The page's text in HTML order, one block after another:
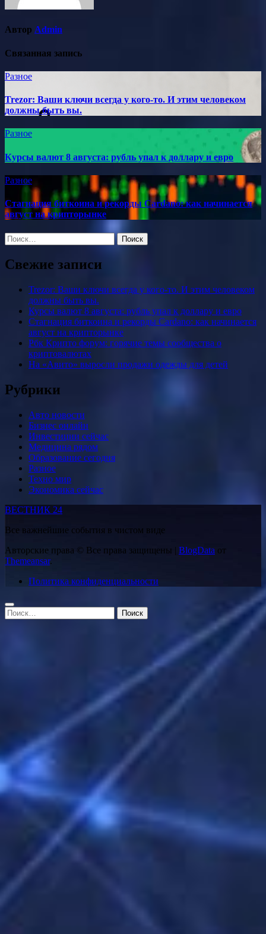
Автор Admin
Связанная запись
Разное
Trezor: Ваши ключи всегда у кого-то. И этим человеком
должны быть вы.
Разное
Курсы валют 8 августа: рубль упал к доллару и евро
Разное
Стагнация биткоина и рекорды Cardano: как начинается
август на крипторынке
Найти:
Свежие записи
Trezor: Ваши ключи всегда у кого-то. И этим человеком
должны быть вы.
Курсы валют 8 августа: рубль упал к доллару и евро
Стагнация биткоина и рекорды Cardano: как начинается
август на крипторынке
Рбк Крипто форум: горячие темы сообщества о
криптовалютах
На «Авито» выросли продажи одежды для детей
Рубрики
Авто новости
Бизнес онлайн
Инвестиции сейчас
Медицина рядом
Образование сегодня
Разное
Техно мир
Экономика сейчас
ВЕСТНИК 24
Все важнейшие события в чистом виде
Авторские права © Все права защищены | BlogData от
Themeansar.
Политика конфиденциальности
Найти: